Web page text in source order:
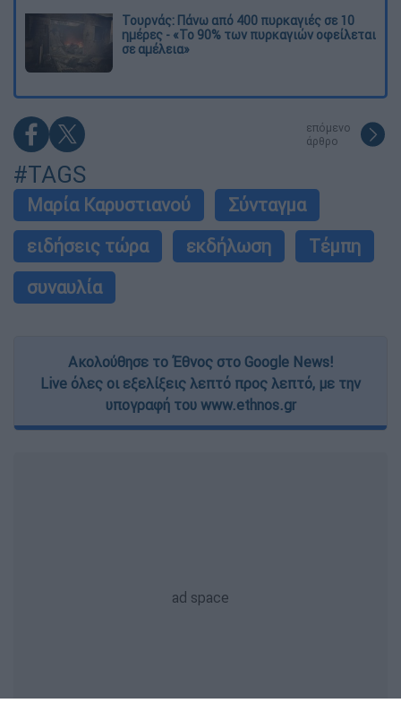
Τουρνάς: Πάνω από 400 πυρκαγιές σε 10
ημέρες - «Το 90% των πυρκαγιών οφείλεται
σε αμέλεια»
επόμενο
άρθρο
#TAGS
Μαρία Καρυστιανού
Σύνταγμα
ειδήσεις τώρα
εκδήλωση
Τέμπη
συναυλία
Ακολούθησε το Έθνος στο Google News!
Live όλες οι εξελίξεις λεπτό προς λεπτό, με την
υπογραφή του www.ethnos.gr